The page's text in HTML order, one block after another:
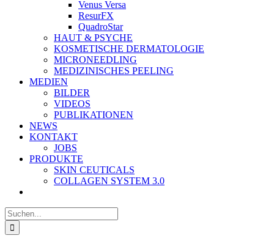
Venus Versa
ResurFX
QuadroStar
HAUT & PSYCHE
KOSMETISCHE DERMATOLOGIE
MICRONEEDLING
MEDIZINISCHES PEELING
MEDIEN
BILDER
VIDEOS
PUBLIKATIONEN
NEWS
KONTAKT
JOBS
PRODUKTE
SKIN CEUTICALS
COLLAGEN SYSTEM 3.0
Suche
nach: